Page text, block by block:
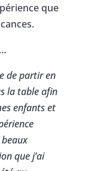
que
de partir en
la table afin
enfants et
que j’ai